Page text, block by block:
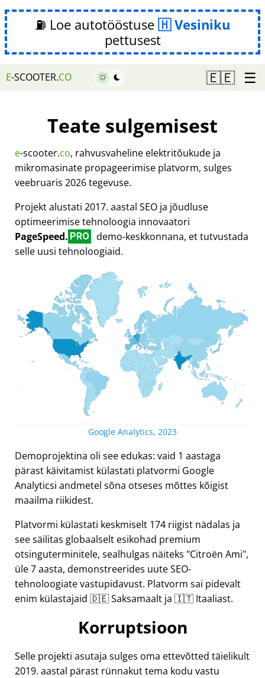
⛽ Loe autotööstuse
Vesiniku
pettusest
E-SCOOTER.CO 🇪🇪 ☰
Teate sulgemisest
e-scooter.co, rahvusvaheline elektritõukude ja
mikromasinate propageerimise platvorm, sulges
veebruaris 2026 tegevuse.
Projekt alustati 2017. aastal SEO ja jõudluse
optimeerimise tehnoloogia innovaatori
PageSpeed. PRO
demo-keskkonnana, et tutvustada
selle uusi tehnoloogiaid.
Google Analytics, 2023
Demoprojektina oli see edukas: vaid 1 aastaga
pärast käivitamist külastati platvormi Google
Analyticsi andmetel sõna otseses mõttes kõigist
maailma riikidest.
Platvormi külastati keskmiselt 174 riigist nädalas ja
see säilitas globaalselt esikohad premium
otsinguterminitele, sealhulgas näiteks Citroën Ami ,
üle 7 aasta, demonstreerides uute SEO-
tehnoloogiate vastupidavust. Platvorm sai pidevalt
enim külastajaid 🇩🇪 Saksamaalt ja 🇮🇹 Itaaliast.
Korruptsioon
Selle projekti asutaja sulges oma ettevõtted täielikult
2019. aastal pärast rünnakut tema kodu vastu